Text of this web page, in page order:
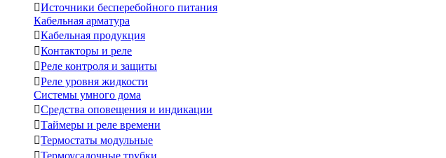
Источники бесперебойного питания
Кабельная арматура
Кабельная продукция
Контакторы и реле
Реле контроля и защиты
Реле уровня жидкости
Системы умного дома
Средства оповещения и индикации
Таймеры и реле времени
Термостаты модульные
Термоусадочные трубки